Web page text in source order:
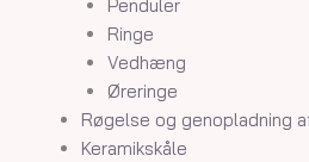
Penduler
Ringe
Vedhæng
Øreringe
Røgelse og genopladning
Keramikskåle